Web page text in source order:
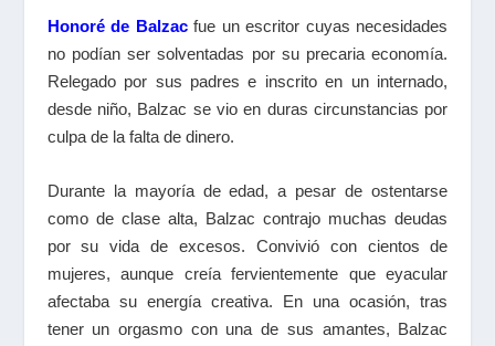
Honoré de Balzacfue un escritor cuyas necesidades
no podían ser solventadas por su precaria economía.
Relegado por sus padres e inscrito en un internado,
desde niño, Balzac se vio en duras circunstancias por
culpa de la falta de dinero.
Durante la mayoría de edad, a pesar de ostentarse
como de clase alta, Balzac contrajo muchas deudas
por su vida de excesos. Convivió con cientos de
mujeres, aunque creía fervientemente que eyacular
afectaba su energía creativa. En una ocasión, tras
tener un orgasmo con una de sus amantes, Balzac